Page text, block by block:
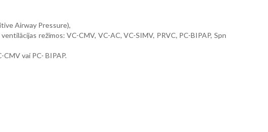
Airway Pressure),
režīmos: VC-CMV, VC-AC, VC-SIMV, PRVC, PC-BIPAP, Spn
vai PC- BIPAP.